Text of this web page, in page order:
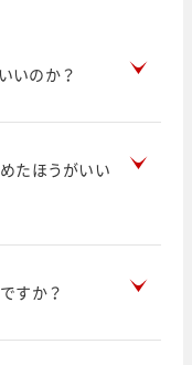
いのか？
たほうがいい
すか？